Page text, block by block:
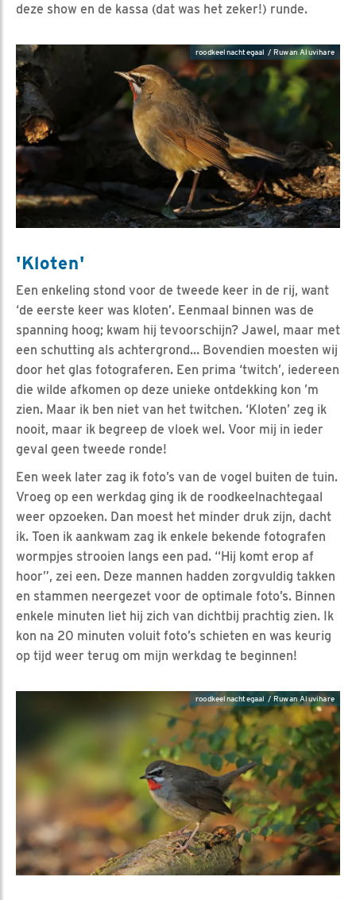
deze show en de kassa (dat was het zeker!) runde.
roodkeelnachtegaal / Ruwan Aluvihare
'Kloten'
Een enkeling stond voor de tweede keer in de rij, want
‘de eerste keer was kloten’. Eenmaal binnen was de
spanning hoog; kwam hij tevoorschijn? Jawel, maar met
een schutting als achtergrond… Bovendien moesten wij
door het glas fotograferen. Een prima ‘twitch’, iedereen
die wilde afkomen op deze unieke ontdekking kon ’m
zien. Maar ik ben niet van het twitchen. ‘Kloten’ zeg ik
nooit, maar ik begreep de vloek wel. Voor mij in ieder
geval geen tweede ronde!
Een week later zag ik foto’s van de vogel buiten de tuin.
Vroeg op een werkdag ging ik de roodkeelnachtegaal
weer opzoeken. Dan moest het minder druk zijn, dacht
ik. Toen ik aankwam zag ik enkele bekende fotografen
wormpjes strooien langs een pad. “Hij komt erop af
hoor”, zei een. Deze mannen hadden zorgvuldig takken
en stammen neergezet voor de optimale foto’s. Binnen
enkele minuten liet hij zich van dichtbij prachtig zien. Ik
kon na 20 minuten voluit foto’s schieten en was keurig
op tijd weer terug om mijn werkdag te beginnen!
roodkeelnachtegaal / Ruwan Aluvihare